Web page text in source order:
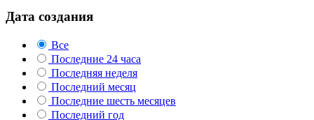
Дата создания
Все
Последние 24 часа
Последняя неделя
Последний месяц
Последние шесть месяцев
Последний год